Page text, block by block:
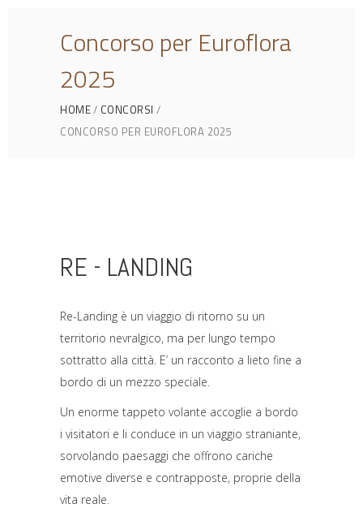
Concorso per Euroflora
2025
HOME
CONCORSI
CONCORSO PER EUROFLORA 2025
RE - LANDING
Re-Landing è un viaggio di ritorno su un
territorio nevralgico, ma per lungo tempo
sottratto alla città. E’ un racconto a lieto fine a
bordo di un mezzo speciale.
Un enorme tappeto volante accoglie a bordo
i visitatori e li conduce in un viaggio straniante,
sorvolando paesaggi che offrono cariche
emotive diverse e contrapposte, proprie della
vita reale.